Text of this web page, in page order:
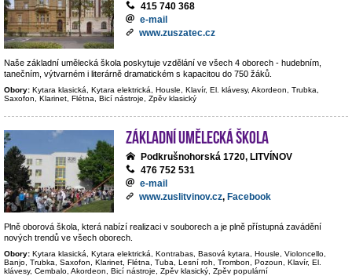
415 740 368
e-mail
www.zuszatec.cz
Naše základní umělecká škola poskytuje vzdělání ve všech 4 oborech - hudebním,
tanečním, výtvarném i literárně dramatickém s kapacitou do 750 žáků.
Obory: Kytara klasická, Kytara elektrická, Housle, Klavír, El. klávesy, Akordeon, Trubka,
Saxofon, Klarinet, Flétna, Bicí nástroje, Zpěv klasický
Základní umělecká škola
Podkrušnohorská 1720, LITVÍNOV
476 752 531
e-mail
www.zuslitvinov.cz, Facebook
Plně oborová škola, která nabízí realizaci v souborech a je plně přístupná zavádění
nových trendů ve všech oborech.
Obory: Kytara klasická, Kytara elektrická, Kontrabas, Basová kytara, Housle, Violoncello,
Banjo, Trubka, Saxofon, Klarinet, Flétna, Tuba, Lesní roh, Trombon, Pozoun, Klavír, El.
klávesy, Cembalo, Akordeon, Bicí nástroje, Zpěv klasický, Zpěv populární